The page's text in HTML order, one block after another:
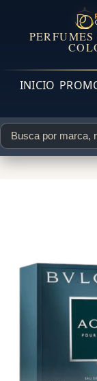
INICIO